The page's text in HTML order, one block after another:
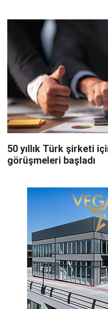
50 yıllık Türk şirketi
görüşmeleri başladı